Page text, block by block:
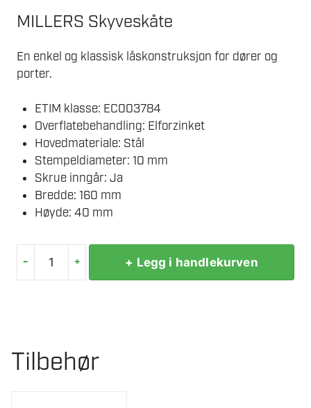
MILLERS Skyveskåte
En enkel og klassisk låskonstruksjon for dører og
porter.
ETIM klasse: EC003784
Overflatebehandling: Elforzinket
Hovedmateriale: Stål
Stempeldiameter: 10 mm
Skrue inngår: Ja
Bredde: 160 mm
Høyde: 40 mm
-
MILLERS
ELFORZINKET
antall
+ + Legg i handlekurven
Tilbehør